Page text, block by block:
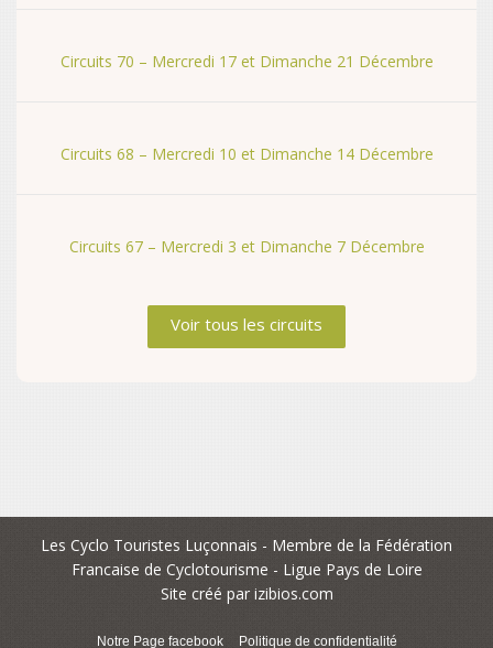
Circuits 70 – Mercredi 17 et Dimanche 21 Décembre
Circuits 68 – Mercredi 10 et Dimanche 14 Décembre
Circuits 67 – Mercredi 3 et Dimanche 7 Décembre
Voir tous les circuits
Les Cyclo Touristes Luçonnais - Membre de la Fédération
Francaise de Cyclotourisme - Ligue Pays de Loire
Site créé par izibios.com
Notre Page facebook Politique de confidentialité